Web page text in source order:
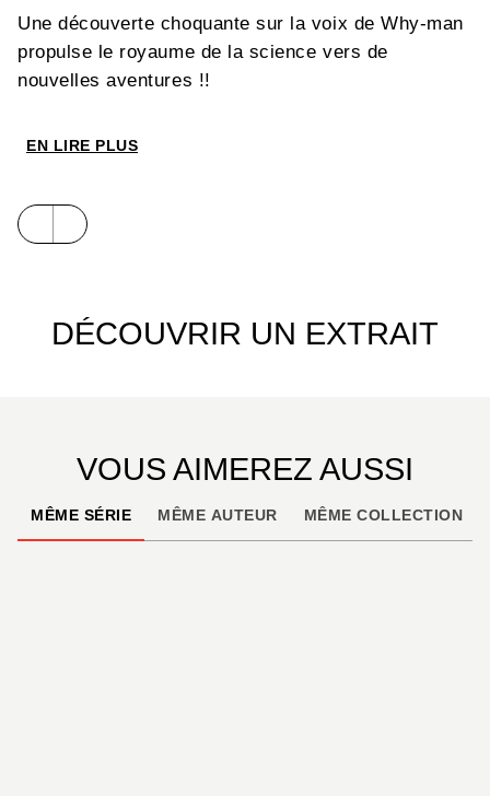
Une découverte choquante sur la voix de Why-man
propulse le royaume de la science vers de
nouvelles aventures !!
EN LIRE PLUS
DÉCOUVRIR UN EXTRAIT
VOUS AIMEREZ AUSSI
MÊME SÉRIE MÊME AUTEUR MÊME COLLECTION